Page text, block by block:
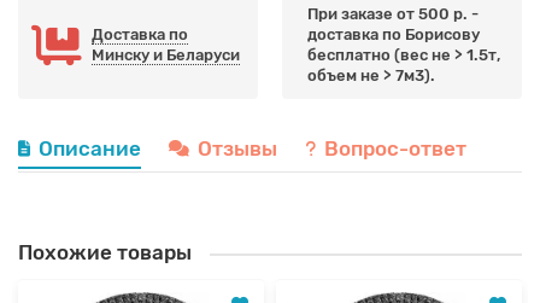
Доставка по
Минску и Беларуси
При заказе от 500 р. -
доставка по Борисову
бесплатно (вес не > 1.5т,
объем не > 7м3).
Описание Отзывы Вопрос-ответ
Похожие товары